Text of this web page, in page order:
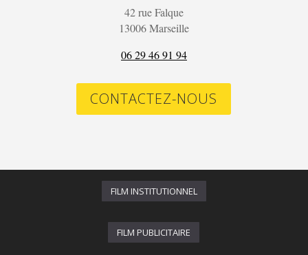
42 rue Falque
13006 Marseille
06 29 46 91 94
CONTACTEZ-NOUS
FILM INSTITUTIONNEL
FILM PUBLICITAIRE